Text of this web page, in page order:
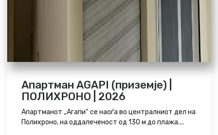
Апартман AGAPI (приземје) |
ПОЛИХРОНО | 2026
Апартманот „Агапи“ се наоѓа во централниот дел на
Полихроно, на оддалеченост од 130 м до плажа....